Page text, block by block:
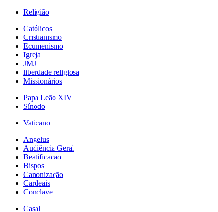
Religião
Católicos
Cristianismo
Ecumenismo
Igreja
JMJ
liberdade religiosa
Missionários
Papa Leão XIV
Sínodo
Vaticano
Angelus
Audiência Geral
Beatificacao
Bispos
Canonização
Cardeais
Conclave
Casal